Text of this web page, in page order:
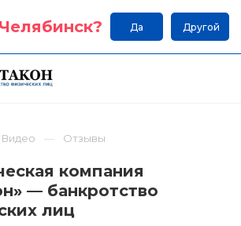
Челябинск? Да Другой
Видео Отзывы
компания
— банкротство
лиц